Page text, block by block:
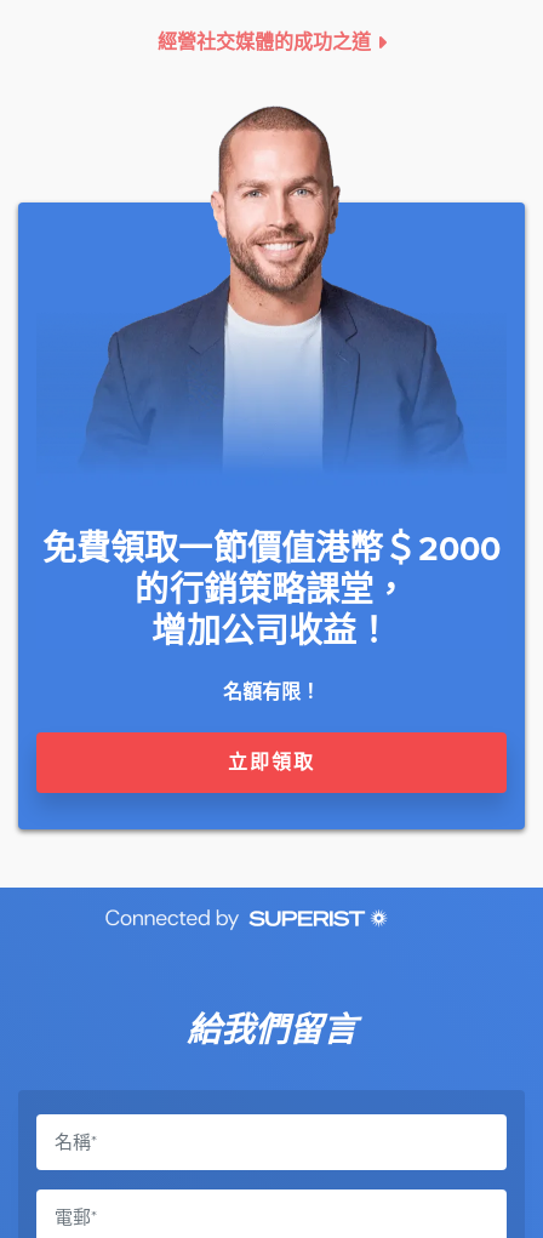
經營社交媒體的成功之道
免費領取一節價值港幣＄2000
的行銷策略課堂，
增加公司收益！
名額有限！
立即領取
給我們留言